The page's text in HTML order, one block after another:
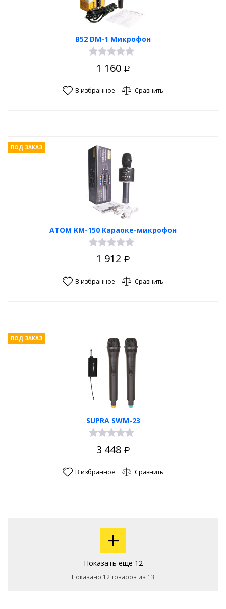
B52 DM-1 Микрофон
1 160 Р
В избранное Сравнить
ATOM KM-150 Караоке-микрофон
ПОД ЗАКАЗ
1 912 Р
В избранное Сравнить
SUPRA SWM-23
ПОД ЗАКАЗ
3 448 Р
В избранное Сравнить
+
Показать еще 12
Показано 12 товаров из 13